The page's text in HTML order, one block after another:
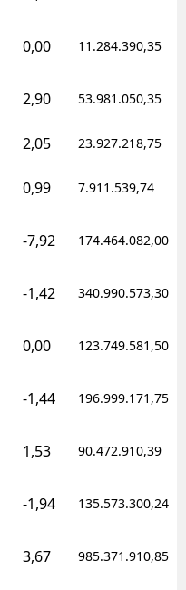
0,00 11.284.390,35
2,90 53.981.050,35
2,05 23.927.218,75
0,99 7.911.539,74
-7,92 174.464.082,00
-1,42 340.990.573,30
0,00 123.749.581,50
-1,44 196.999.171,75
1,53 90.472.910,39
-1,94 135.573.300,24
3,67 985.371.910,85